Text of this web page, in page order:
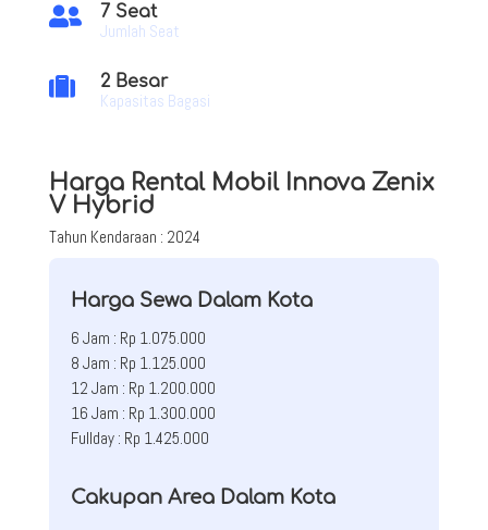
 7 Seat
Jumlah Seat
 2 Besar
Kapasitas Bagasi
Harga Rental Mobil Innova Zenix
V Hybrid
Tahun Kendaraan : 2024
Harga Sewa Dalam Kota
6 Jam : Rp 1.075.000
8 Jam : Rp 1.125.000
12 Jam : Rp 1.200.000
16 Jam : Rp 1.300.000
Fullday : Rp 1.425.000
Cakupan Area Dalam Kota